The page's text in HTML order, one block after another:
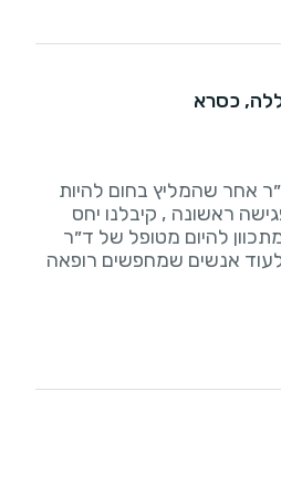
, כסרא
אחר שהמליץ בחום להיות
ראשונה , קיבלנו יחס
להיום מטופל של ד״ר
אנשים שמחפשים רופאה